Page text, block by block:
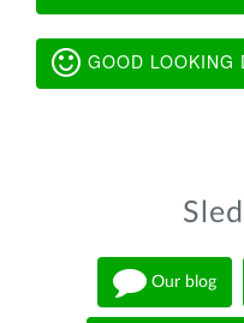
GOOD LOOKING
Our blog